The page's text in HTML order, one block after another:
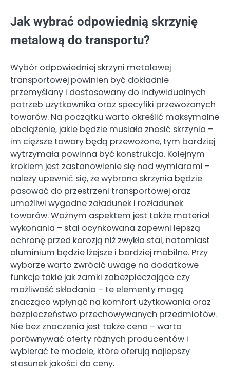
Jak wybrać odpowiednią skrzynię
metalową do transportu?
Wybór odpowiedniej skrzyni metalowej
transportowej powinien być dokładnie
przemyślany i dostosowany do indywidualnych
potrzeb użytkownika oraz specyfiki przewożonych
towarów. Na początku warto określić maksymalne
obciążenie, jakie będzie musiała znosić skrzynia –
im cięższe towary będą przewożone, tym bardziej
wytrzymała powinna być konstrukcja. Kolejnym
krokiem jest zastanowienie się nad wymiarami –
należy upewnić się, że wybrana skrzynia będzie
pasować do przestrzeni transportowej oraz
umożliwi wygodne załadunek i rozładunek
towarów. Ważnym aspektem jest także materiał
wykonania – stal ocynkowana zapewni lepszą
ochronę przed korozją niż zwykła stal, natomiast
aluminium będzie lżejsze i bardziej mobilne. Przy
wyborze warto zwrócić uwagę na dodatkowe
funkcje takie jak zamki zabezpieczające czy
możliwość składania – te elementy mogą
znacząco wpłynąć na komfort użytkowania oraz
bezpieczeństwo przechowywanych przedmiotów.
Nie bez znaczenia jest także cena – warto
porównywać oferty różnych producentów i
wybierać te modele, które oferują najlepszy
stosunek jakości do ceny.